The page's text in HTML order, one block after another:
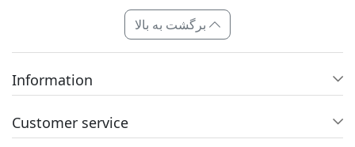
Information
Customer service